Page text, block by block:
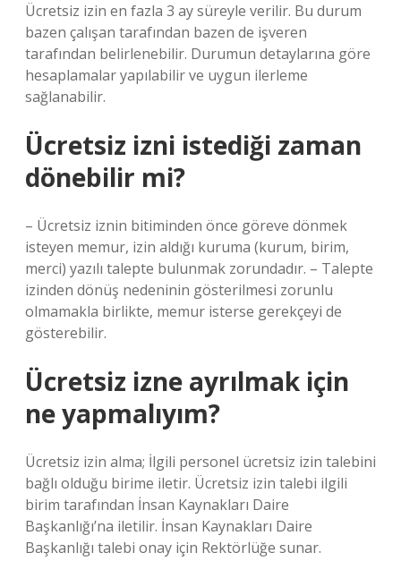
Ücretsiz izin en fazla 3 ay süreyle verilir. Bu durum
bazen çalışan tarafından bazen de işveren
tarafından belirlenebilir. Durumun detaylarına göre
hesaplamalar yapılabilir ve uygun ilerleme
sağlanabilir.
Ücretsiz izni istediği zaman
dönebilir mi?
– Ücretsiz iznin bitiminden önce göreve dönmek
isteyen memur, izin aldığı kuruma (kurum, birim,
merci) yazılı talepte bulunmak zorundadır. – Talepte
izinden dönüş nedeninin gösterilmesi zorunlu
olmamakla birlikte, memur isterse gerekçeyi de
gösterebilir.
Ücretsiz izne ayrılmak için
ne yapmalıyım?
Ücretsiz izin alma; İlgili personel ücretsiz izin talebini
bağlı olduğu birime iletir. Ücretsiz izin talebi ilgili
birim tarafından İnsan Kaynakları Daire
Başkanlığı’na iletilir. İnsan Kaynakları Daire
Başkanlığı talebi onay için Rektörlüğe sunar.